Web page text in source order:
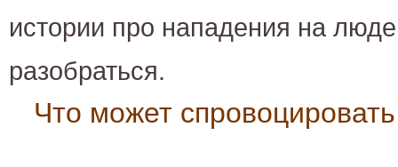
истории про нападения на
разобраться.
Что может